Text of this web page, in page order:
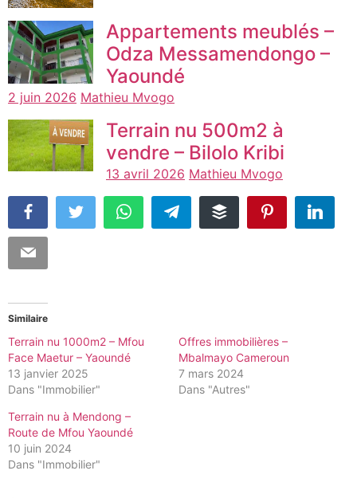
Appartements meublés –
Odza Messamendongo –
Yaoundé
2 juin 2026 Mathieu Mvogo
Terrain nu 500m2 à
vendre – Bilolo Kribi
13 avril 2026 Mathieu Mvogo
Similaire
Terrain nu 1000m2 – Mfou
Face Maetur – Yaoundé
13 janvier 2025
Dans "Immobilier"
Offres immobilières –
Mbalmayo Cameroun
7 mars 2024
Dans "Autres"
Terrain nu à Mendong –
Route de Mfou Yaoundé
10 juin 2024
Dans "Immobilier"